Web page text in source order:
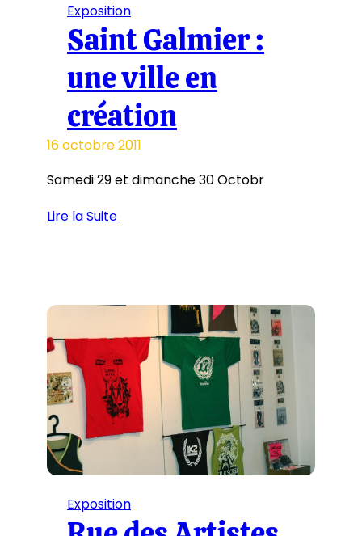
Exposition
Saint Galmier :
une ville en
création
16 octobre 2011
Samedi 29 et dimanche 30 Octobr
Lire la Suite
Exposition